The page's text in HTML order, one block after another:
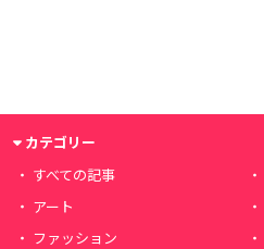
カテゴリー
すべての記事
アート
ファッション